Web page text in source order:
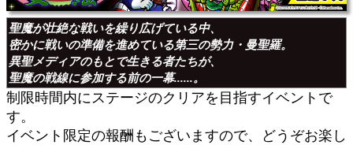
聖魔が壮絶な戦いを繰り広げている中、
密かに戦いの準備を進めている第三の勢力・曼聖羅。
異聖メディアのもとで生きる者たちが、
聖魔の戦線に参加する前の一幕......。
制限時間内にステージのクリアを目指すイベントで
す。
イベント限定の報酬もございますので、どうぞお楽し